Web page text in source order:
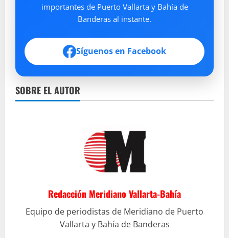
importantes de Puerto Vallarta y Bahía de
Banderas al instante.
Síguenos en Facebook
SOBRE EL AUTOR
Redacción Meridiano Vallarta-Bahía
Equipo de periodistas de Meridiano de Puerto
Vallarta y Bahía de Banderas